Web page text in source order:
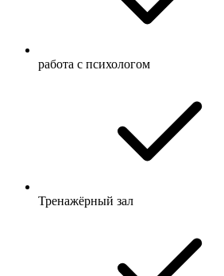
работа с психологом
Тренажёрный зал